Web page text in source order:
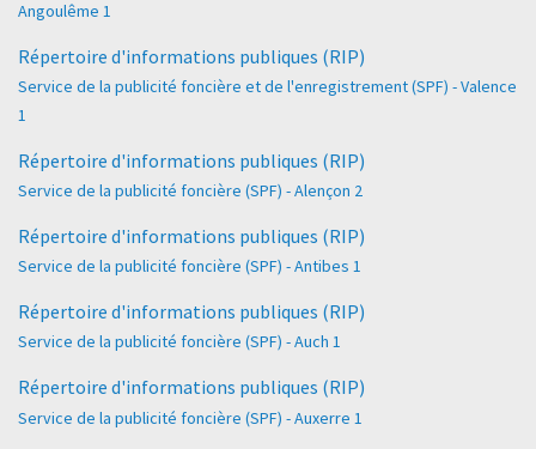
Angoulême 1
Répertoire d'informations publiques (RIP)
Service de la publicité foncière et de l'enregistrement (SPF) - Valence
1
Répertoire d'informations publiques (RIP)
Service de la publicité foncière (SPF) - Alençon 2
Répertoire d'informations publiques (RIP)
Service de la publicité foncière (SPF) - Antibes 1
Répertoire d'informations publiques (RIP)
Service de la publicité foncière (SPF) - Auch 1
Répertoire d'informations publiques (RIP)
Service de la publicité foncière (SPF) - Auxerre 1